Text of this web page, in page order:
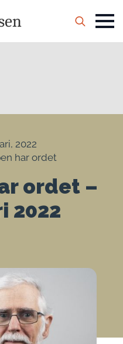
Search
2022
har ordet
ordet –
2022